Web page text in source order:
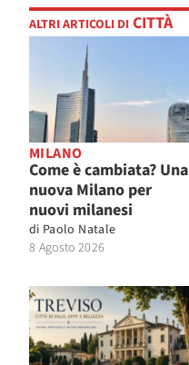
ALTRI ARTICOLI DI CITTÀ
MILANO
Come è cambiata? Una
nuova Milano per
nuovi milanesi
di Paolo Natale
8 Agosto 2026